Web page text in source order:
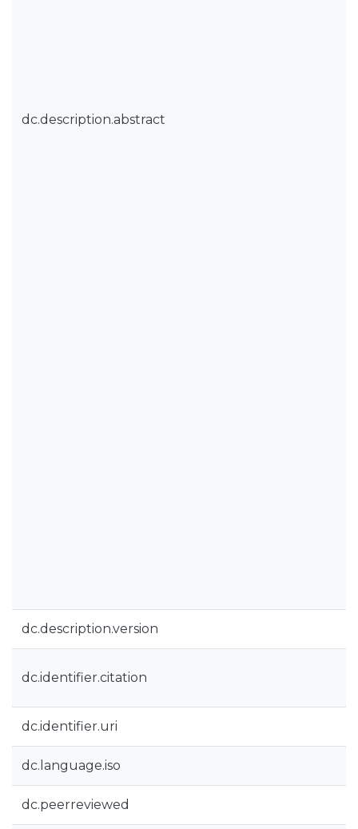
dc.description.abstract
dc.description.version
dc.identifier.citation
dc.identifier.uri
dc.language.iso
dc.peerreviewed